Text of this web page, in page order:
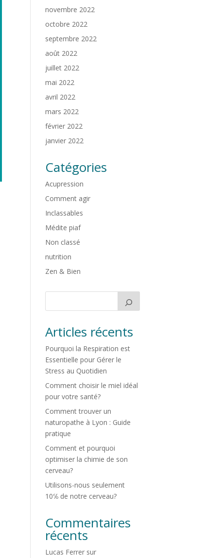
novembre 2022
octobre 2022
septembre 2022
août 2022
juillet 2022
mai 2022
avril 2022
mars 2022
février 2022
janvier 2022
Catégories
Acupression
Comment agir
Inclassables
Médite piaf
Non classé
nutrition
Zen & Bien
Articles récents
Pourquoi la Respiration est
Essentielle pour Gérer le
Stress au Quotidien
Comment choisir le miel idéal
pour votre santé?
Comment trouver un
naturopathe à Lyon : Guide
pratique
Comment et pourquoi
optimiser la chimie de son
cerveau?
Utilisons-nous seulement
10℅ de notre cerveau?
Commentaires
récents
Lucas Ferrer sur